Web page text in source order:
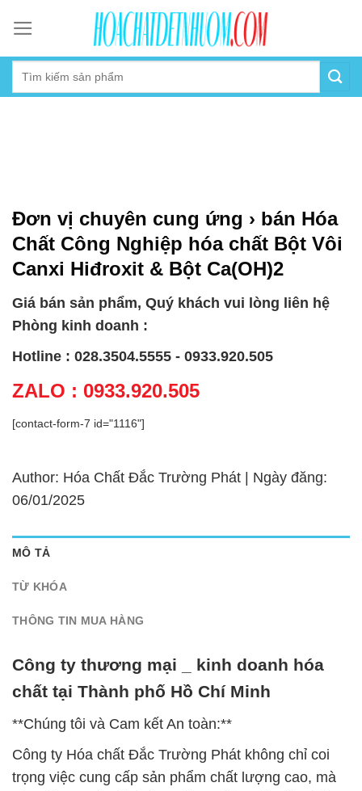
content
Đơn vị chuyên cung ứng › bán Hóa
Chất Công Nghiệp hóa chất Bột Vôi
Canxi Hiđroxit & Bột Ca(OH)2
Giá bán sản phẩm, Quý khách vui lòng liên hệ
Phòng kinh doanh :
Hotline : 028.3504.5555 - 0933.920.505
ZALO : 0933.920.505
[contact-form-7 id="1116"]
Author: Hóa Chất Đắc Trường Phát | Ngày đăng:
06/01/2025
MÔ TẢ
TỪ KHÓA
THÔNG TIN MUA HÀNG
Công ty thương mại _ kinh doanh hóa
chất tại Thành phố Hồ Chí Minh
**Chúng tôi và Cam kết An toàn:**
Công ty Hóa chất Đắc Trường Phát không chỉ coi
trọng việc cung cấp sản phẩm chất lượng cao, mà